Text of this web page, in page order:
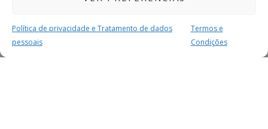
Política de privacidade e Tratamento de dados
pessoais
Termos e
Condições